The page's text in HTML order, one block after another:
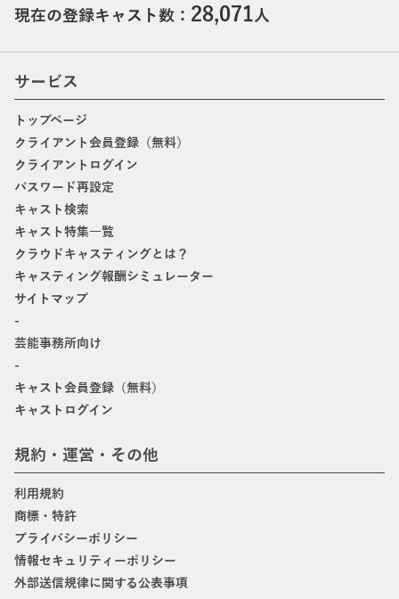
現在の登録キャスト数： 28,071人
サービス
トップページ
クライアント会員登録（無料）
クライアントログイン
パスワード再設定
キャスト検索
キャスト特集一覧
クラウドキャスティングとは？
キャスティング報酬シミュレーター
サイトマップ
-
芸能事務所向け
-
キャスト会員登録（無料）
キャストログイン
規約・運営・その他
利用規約
商標・特許
プライバシーポリシー
情報セキュリティーポリシー
外部送信規律に関する公表事項